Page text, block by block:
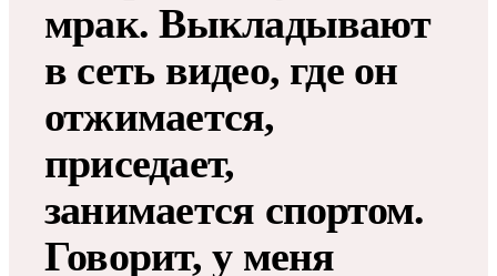
мрак. Выкладывают
в сеть видео, где он
отжимается,
приседает,
занимается спортом.
Говорит, у меня